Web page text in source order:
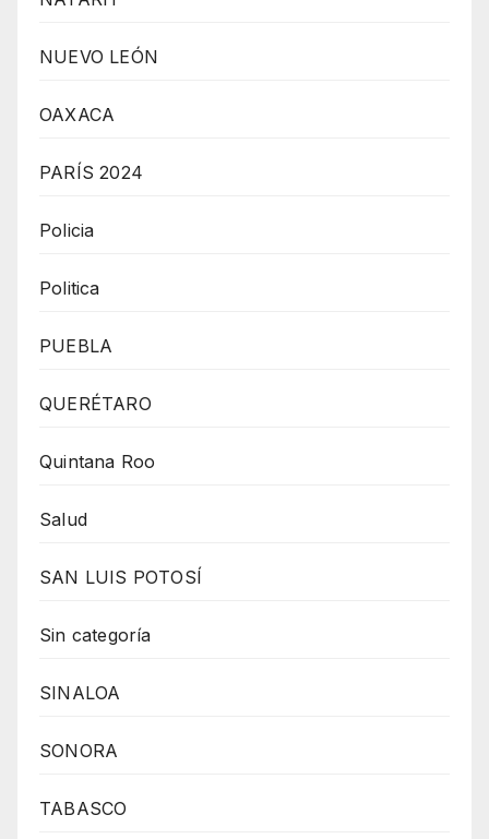
NUEVO LEÓN
OAXACA
PARÍS 2024
Policia
Politica
PUEBLA
QUERÉTARO
Quintana Roo
Salud
SAN LUIS POTOSÍ
Sin categoría
SINALOA
SONORA
TABASCO